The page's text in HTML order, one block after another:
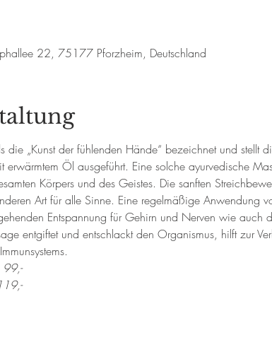
22, 75177 Pforzheim, Deutschland
„Kunst der fühlenden Hände“ bezeichnet und stellt
Öl ausgeführt. Eine solche ayurvedische
Körpers und des Geistes. Die sanften
Art für alle Sinne. Eine regelmäßige Anwendung
Entspannung für Gehirn und Nerven wie auch
entgiftet und entschlackt den Organismus, hilft zur
99,-